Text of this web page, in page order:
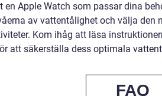
en Apple Watch som passar dina
av vattentålighet och välja den
Kom ihåg att läsa
att säkerställa dess optimala
FAQ